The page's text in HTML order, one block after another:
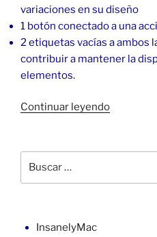
variaciones en su diseño
1 botón conectado a una
2 etiquetas vacías a ambos
contribuir a mantener la
elementos.
Continuar leyendo«JLabel
por:
InsanelyMac